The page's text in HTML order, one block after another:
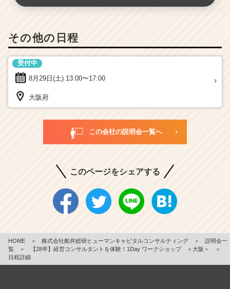
その他の日程
8月29日(土) 13:00〜17:00
受付中
大阪府
この会社の説明会一覧へ
このページをシェアする
HOME ＞ 株式会社船井総研ヒューマンキャピタルコンサルティング ＞
説明会一
覧
＞ 【28卒】経営コンサルタントを体験！1Day ワークショップ ＜大阪＞
＞
日程詳細